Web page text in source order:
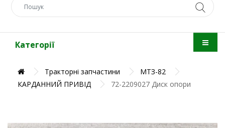
Категорії
Тракторні запчастини
МТЗ-82
КАРДАННИЙ ПРИВІД
72-2209027 Диск опори